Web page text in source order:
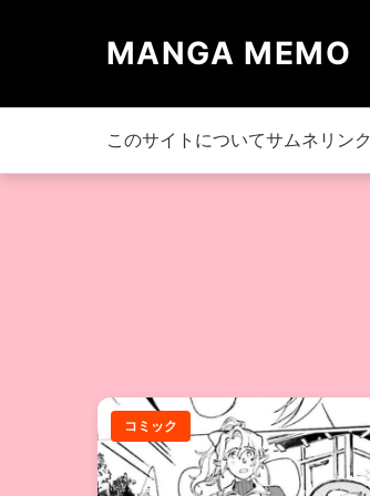
MANGA MEMO
このサイトについてサムネリンク
コミック